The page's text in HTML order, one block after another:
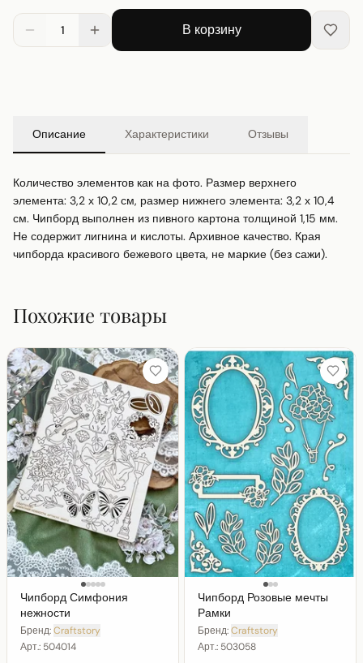
1 В корзину
Описание Характеристики Отзывы
Количество элементов как на фото. Размер верхнего
элемента: 3,2 х 10,2 см, размер нижнего элемента: 3,2 х 10,4
см. Чипборд выполнен из пивного картона толщиной 1,15 мм.
Не содержит лигнина и кислоты. Архивное качество. Края
чипборда красивого бежевого цвета, не маркие (без сажи).
Похожие товары
Чипборд Симфония
нежности
Бренд:Craftstory
Арт.: 504014
Чипборд Розовые мечты
Рамки
Бренд:Craftstory
Арт.: 503058